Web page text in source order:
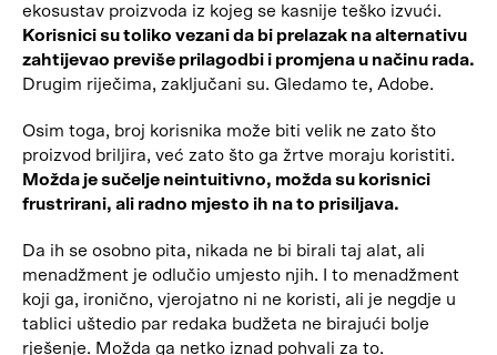
ekosustav proizvoda iz kojeg se kasnije teško izvući.
Korisnici su toliko vezani da bi prelazak na alternativu
zahtijevao previše prilagodbi i promjena u načinu rada.
Drugim riječima, zaključani su. Gledamo te, Adobe.
Osim toga, broj korisnika može biti velik ne zato što
proizvod briljira, već zato što ga žrtve moraju koristiti.
Možda je sučelje neintuitivno, možda su korisnici
frustrirani, ali radno mjesto ih na to prisiljava.
Da ih se osobno pita, nikada ne bi birali taj alat, ali
menadžment je odlučio umjesto njih. I to menadžment
koji ga, ironično, vjerojatno ni ne koristi, ali je negdje u
tablici uštedio par redaka budžeta ne birajući bolje
rješenje. Možda ga netko iznad pohvali za to.